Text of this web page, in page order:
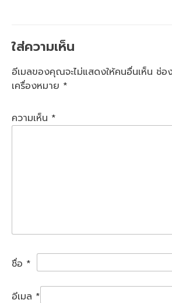
ใส่ความเห็น
อีเมลของคุณจะไม่แสดงให้คนอื่นเห็น ช่อ
เครื่องหมาย *
ความเห็น *
ชื่อ *
อีเมล *